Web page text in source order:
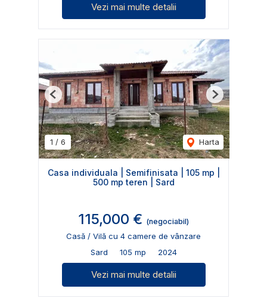
Vezi mai multe detalii
1 / 6 Harta
Previous Next
Casa individuala | Semifinisata | 105 mp |
500 mp teren | Sard
115,000 € (negociabil)
Casă / Vilă cu 4 camere de vânzare
Sard
105 mp 2024
Vezi mai multe detalii